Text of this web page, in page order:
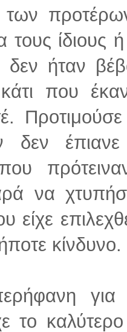
των
τους
δεν ήταν
που
δεν
να
είχε
κίνδυνο.
για
το